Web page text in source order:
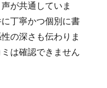
が共通していま
丁寧かつ個別に書
の深さも伝わりま
は確認できません